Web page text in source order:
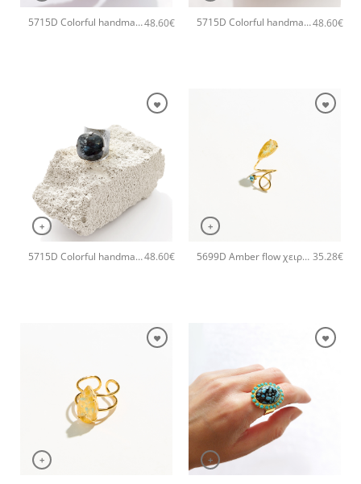
5715D Colorful handmade crystal χειροποίητο δαχτυλιδι Catherine bijoux Πράσινο48.60€ 5715D Colorful handmade crystal χειροποίητο δαχτυλιδι Catherine bijoux Μαύρο48.60€
+
5715D Colorful handmade crystal χειροποίητο δαχτυλιδι Catherine bijoux Γκρι48.60€
+
5699D Amber flow χειροποίητο δαχτυλιδι Catherine bijoux Τυρκουάζ 35.28€
+ +